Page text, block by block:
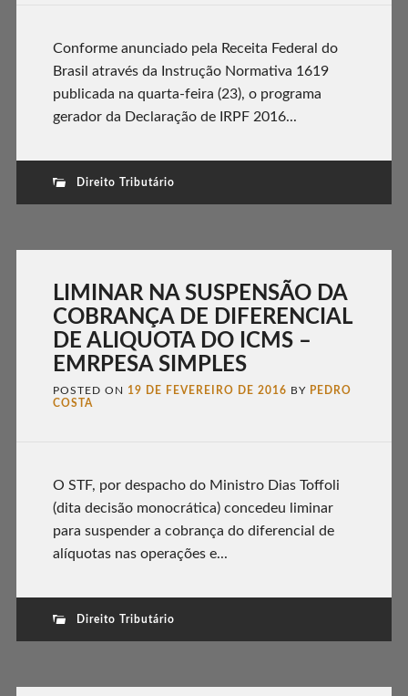
Conforme anunciado pela Receita Federal do
Brasil através da Instrução Normativa 1619
publicada na quarta-feira (23), o programa
gerador da Declaração de IRPF 2016...
Direito Tributário
LIMINAR NA SUSPENSÃO DA
COBRANÇA DE DIFERENCIAL
DE ALIQUOTA DO ICMS –
EMRPESA SIMPLES
POSTED ON 19 DE FEVEREIRO DE 2016 BY PEDRO
COSTA
O STF, por despacho do Ministro Dias Toffoli
(dita decisão monocrática) concedeu liminar
para suspender a cobrança do diferencial de
alíquotas nas operações e...
Direito Tributário